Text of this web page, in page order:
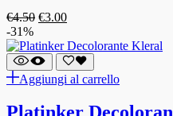
€4.50 €3.00
-31%
Aggiungi al carrello